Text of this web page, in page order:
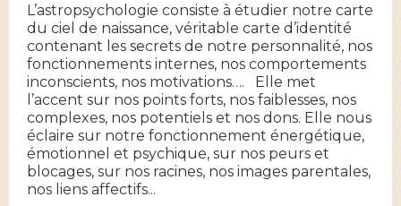
L’astropsychologie consiste à étudier notre carte
du ciel de naissance, véritable carte d’identité
contenant les secrets de notre personnalité, nos
fonctionnements internes, nos comportements
inconscients, nos motivations…. Elle met
l’accent sur nos points forts, nos faiblesses, nos
complexes, nos potentiels et nos dons. Elle nous
éclaire sur notre fonctionnement énergétique,
émotionnel et psychique, sur nos peurs et
blocages, sur nos racines, nos images parentales,
nos liens affectifs...